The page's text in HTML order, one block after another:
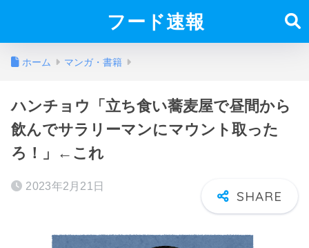
フード速報
ホーム マンガ・書籍
ハンチョウ「立ち食い蕎麦屋で昼間から
飲んでサラリーマンにマウント取った
ろ！」←これ
2023年2月21日